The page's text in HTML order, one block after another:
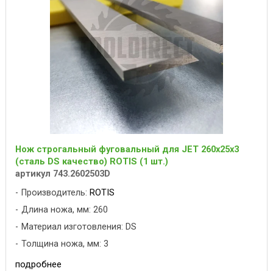
Нож строгальный фуговальный для JET 260x25x3
(сталь DS качество) ROTIS (1 шт.)
артикул 743.2602503D
Производитель: ROTIS
Длина ножа, мм: 260
Материал изготовления: DS
Толщина ножа, мм: 3
подробнее